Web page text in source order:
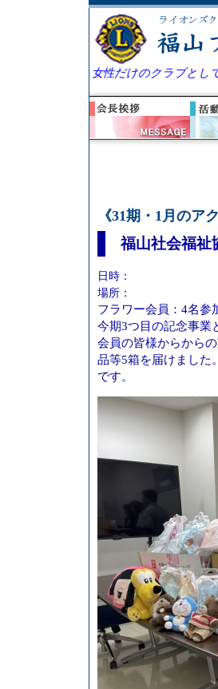
女性だけのクラブとし
《31期・1月のア
福山社会福祉
日時：
場所：
フラワー会員：4名参
今期3つ目の記念事業
会員の皆様からから
品等5箱を届けました
です。